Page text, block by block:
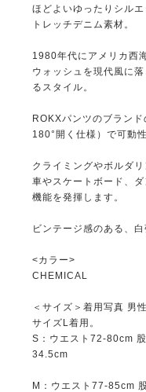
ほどよいゆったりシル
トレッチデニム素材。
1980年代にアメリカ西
ウォッシュを現代風に
るスタイル。
ROKXパンツのブラン
180°開く仕様）で可動性
クライミングやボルダ
車やスケートボード、
機能を発揮します。
ビンテージ感のある、白
<カラー>
CHEMICAL
＜サイズ＞着用写真 男
サイズL着用。
S：ウエスト72-80cm
34.5cm
M：ウエスト77-85cm